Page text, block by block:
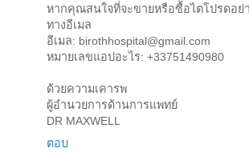
หากคุณสนใจที่จะขายหรือซื้อไตโปรดอย่า
ทางอีเมล
อีเมล: birothhospital@gmail.com
หมายเลขแอปอะไร: +33751490980
ด้วยความเคารพ
ผู้อำนวยการด้านการแพทย์
DR MAXWELL
ตอบ